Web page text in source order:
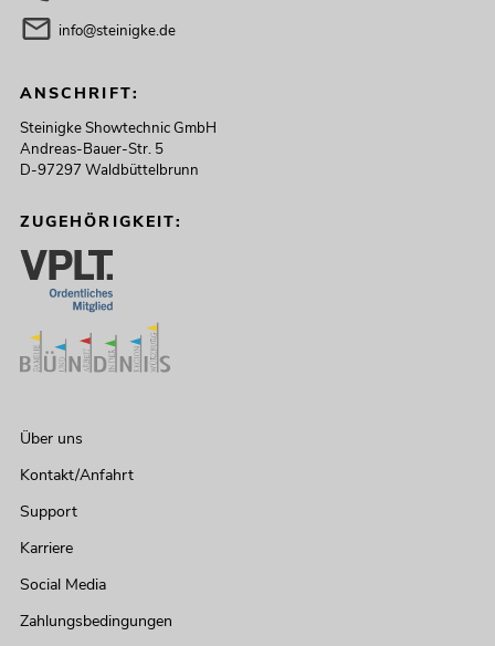
info@steinigke.de
ANSCHRIFT:
Steinigke Showtechnic GmbH
Andreas-Bauer-Str. 5
D-97297 Waldbüttelbrunn
ZUGEHÖRIGKEIT:
Über uns
Kontakt/Anfahrt
Support
Karriere
Social Media
Zahlungsbedingungen